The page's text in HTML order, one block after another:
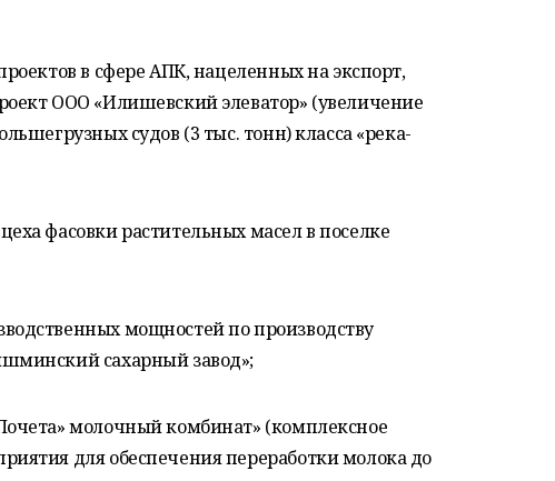
в сфере АПК, нацеленных на экспорт,
ООО «Илишевский элеватор» (увеличение
судов (3 тыс. тонн) класса «река-
фасовки растительных масел в поселке
мощностей по производству
сахарный завод»;
молочный комбинат» (комплексное
для обеспечения переработки молока до